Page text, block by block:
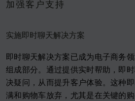
加强客户支持
实施即时聊天解决方案
即时聊天解决方案已成为电子商务
组成部分。通过提供实时帮助，即
决疑问，从而提升客户体验。这种
满和购物车放弃，尤其是在关键的